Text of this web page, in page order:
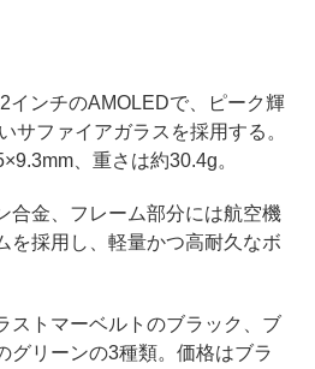
ンチのAMOLEDで、ピーク輝
サファイアガラスを採用する。
、重さは約30.4g。
金、フレーム部分には航空機
を採用し、軽量かつ高耐久なボ
トマーベルトのブラック、ブ
グリーンの3種類。価格はブラ